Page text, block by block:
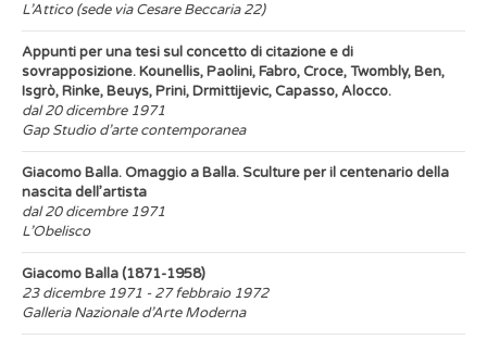
L’Attico (sede via Cesare Beccaria 22)
Appunti per una tesi sul concetto di citazione e di
sovrapposizione. Kounellis, Paolini, Fabro, Croce, Twombly, Ben,
Isgrò, Rinke, Beuys, Prini, Drmittijevic, Capasso, Alocco.
dal 20 dicembre 1971
Gap Studio d’arte contemporanea
Giacomo Balla. Omaggio a Balla. Sculture per il centenario della
nascita dell’artista
dal 20 dicembre 1971
L’Obelisco
Giacomo Balla (1871-1958)
23 dicembre 1971 - 27 febbraio 1972
Galleria Nazionale d’Arte Moderna